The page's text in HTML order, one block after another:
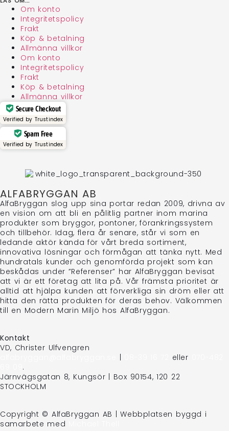
Om konto
Integritetspolicy
Frakt
Köp & betalning
Allmänna villkor
Om konto
Integritetspolicy
Frakt
Köp & betalning
Allmänna villkor
Secure Checkout
Verified by Trustindex
Spam Free
Verified by Trustindex
ALFABRYGGAN AB
AlfaBryggan slog upp sina portar redan 2009, drivna av
en vision om att bli en pålitlig partner inom marina
produkter som bryggor, pontoner, förankringssystem
och tillbehör. Idag, flera år senare, står vi som en
ledande aktör kända för vårt breda sortiment,
innovativa lösningar och förmågan att tänka nytt. Med
hundratals kunder och genomförda projekt som kan
beskådas under ”Referenser” har AlfaBryggan bevisat
att vi är ett företag att lita på. Vår främsta prioritet är
alltid att hjälpa kunden att förverkliga sin dröm eller att
hitta den rätta produkten för deras behov. Välkommen
till en Modern Marin Miljö hos AlfaBryggan.
Kontakt
VD, Christer Ulfvengren
| eller
.
Järnvägsgatan 8, Kungsör | Box 90154, 120 22
STOCKHOLM
Copyright © AlfaBryggan AB | Webbplatsen byggd i
samarbete med